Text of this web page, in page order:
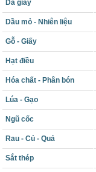
Da giày
Dầu mỏ - Nhiên liệu
Gỗ - Giấy
Hạt điều
Hóa chất - Phân bón
Lúa - Gạo
Ngũ cốc
Rau - Củ - Quả
Sắt thép